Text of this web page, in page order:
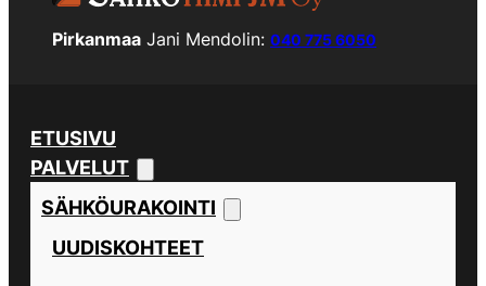
Pirkanmaa Jani Mendolin: 040 775 6050
ETUSIVU
PALVELUT
SÄHKÖURAKOINTI
UUDISKOHTEET